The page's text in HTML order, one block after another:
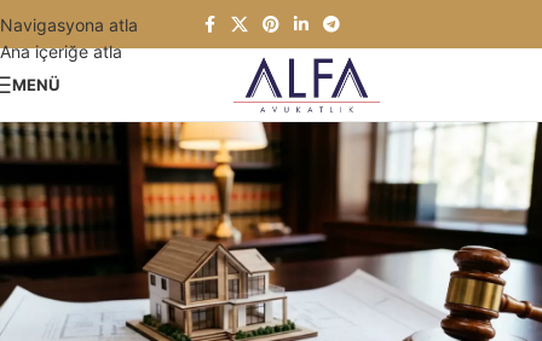
Navigasyona atla
Ana içeriğe atla
MENÜ